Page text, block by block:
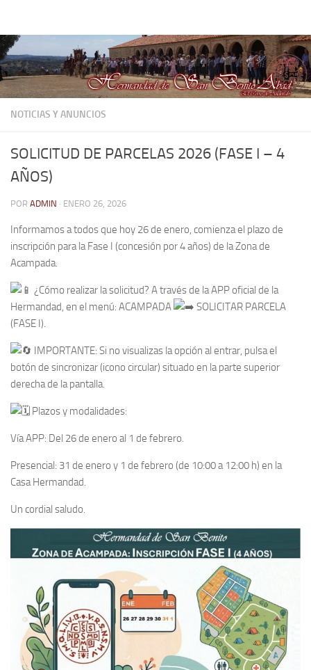
NOTICIAS Y ANUNCIOS
SOLICITUD DE PARCELAS 2026 (FASE I – 4
AÑOS)
POR ADMIN · ENERO 26, 2026
Informamos a todos que hoy 26 de enero, comienza el plazo de
inscripción para la Fase I (concesión por 4 años) de la Zona de
Acampada.
¿Cómo realizar la solicitud? A través de la APP oficial de la
Hermandad, en el menú: ACAMPADA
SOLICITAR PARCELA
(FASE I).
IMPORTANTE: Si no visualizas la opción al entrar, pulsa el
botón de sincronizar (icono circular) situado en la parte superior
derecha de la pantalla.
Plazos y modalidades:
Vía APP: Del 26 de enero al 1 de febrero.
Presencial: 31 de enero y 1 de febrero (de 10:00 a 12:00 h) en la
Casa Hermandad.
Un cordial saludo.